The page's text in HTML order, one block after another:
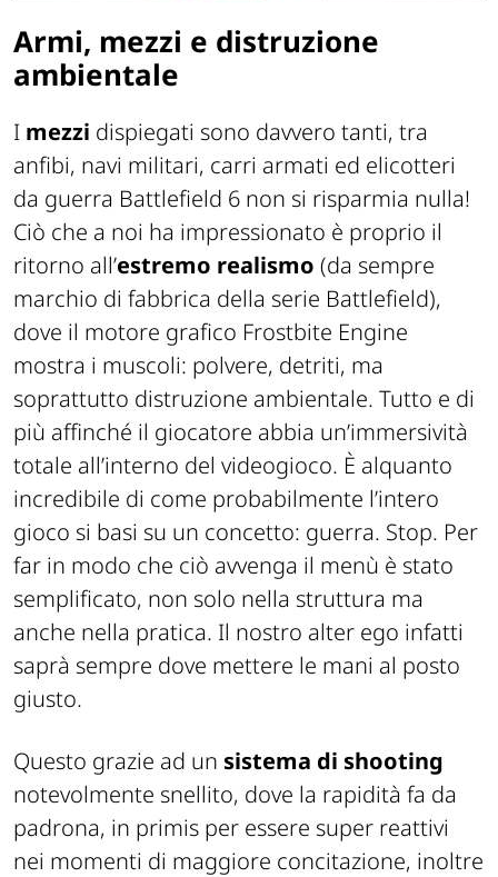
Armi, mezzi e distruzione
ambientale
I mezzi dispiegati sono davvero tanti, tra
anfibi, navi militari, carri armati ed elicotteri
da guerra Battlefield 6 non si risparmia nulla!
Ciò che a noi ha impressionato è proprio il
ritorno all’estremo realismo (da sempre
marchio di fabbrica della serie Battlefield),
dove il motore grafico Frostbite Engine
mostra i muscoli: polvere, detriti, ma
soprattutto distruzione ambientale. Tutto e di
più affinché il giocatore abbia un’immersività
totale all’interno del videogioco. È alquanto
incredibile di come probabilmente l’intero
gioco si basi su un concetto: guerra. Stop. Per
far in modo che ciò avvenga il menù è stato
semplificato, non solo nella struttura ma
anche nella pratica. Il nostro alter ego infatti
saprà sempre dove mettere le mani al posto
giusto.
Questo grazie ad un sistema di shooting
notevolmente snellito, dove la rapidità fa da
padrona, in primis per essere super reattivi
nei momenti di maggiore concitazione, inoltre